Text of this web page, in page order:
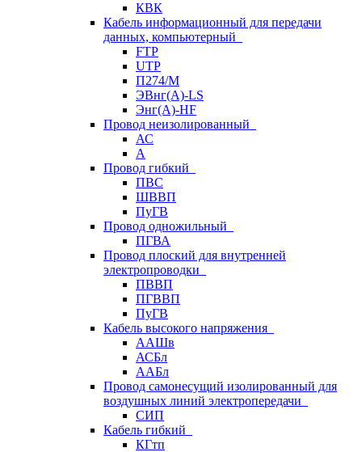
КВК
Кабель информационный для передачи
данных, компьютерный
FTP
UTP
П274/М
ЭВнг(А)-LS
Энг(А)-HF
Провод неизолированный
АС
А
Провод гибкий
ПВС
ШВВП
ПуГВ
Провод одножильный
ПГВА
Провод плоский для внутренней
электропроводки
ПВВП
ПГВВП
ПуГВ
Кабель высокого напряжения
ААШв
АСБл
ААБл
Провод самонесущий изолированный для
воздушных линий электропередачи
СИП
Кабель гибкий
КГтп